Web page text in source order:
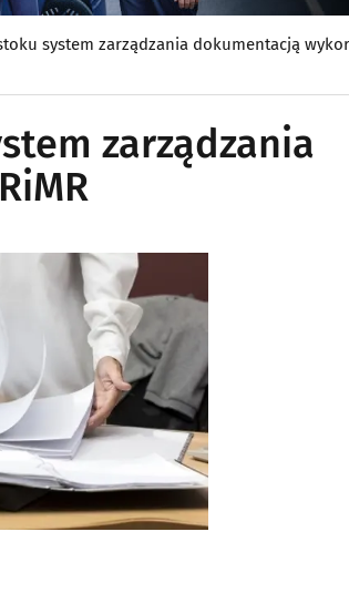
system zarządzania dokumentacją
zarządzania